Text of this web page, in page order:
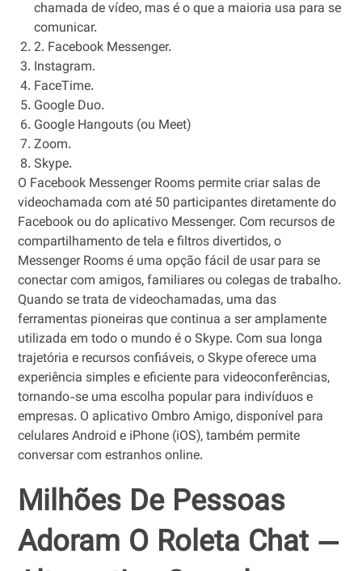
chamada de vídeo, mas é o que a maioria usa para se
comunicar.
2. Facebook Messenger.
Instagram.
FaceTime.
Google Duo.
Google Hangouts (ou Meet)
Zoom.
Skype.
O Facebook Messenger Rooms permite criar salas de
videochamada com até 50 participantes diretamente do
Facebook ou do aplicativo Messenger. Com recursos de
compartilhamento de tela e filtros divertidos, o
Messenger Rooms é uma opção fácil de usar para se
conectar com amigos, familiares ou colegas de trabalho.
Quando se trata de videochamadas, uma das
ferramentas pioneiras que continua a ser amplamente
utilizada em todo o mundo é o Skype. Com sua longa
trajetória e recursos confiáveis, o Skype oferece uma
experiência simples e eficiente para videoconferências,
tornando-se uma escolha popular para indivíduos e
empresas. O aplicativo Ombro Amigo, disponível para
celulares Android e iPhone (iOS), também permite
conversar com estranhos online.
Milhões De Pessoas
Adoram O Roleta Chat —